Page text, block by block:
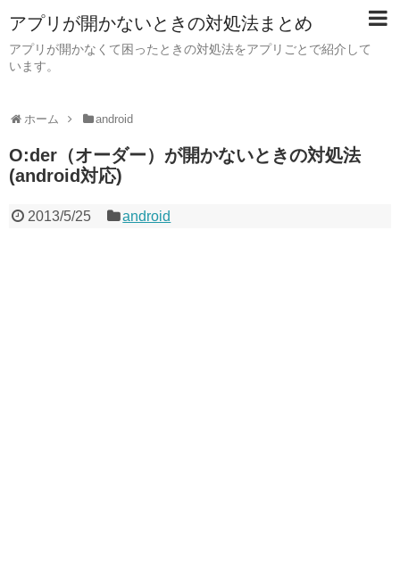
アプリが開かないときの対処法まとめ
アプリが開かなくて困ったときの対処法をアプリごとで紹介して
います。
ホーム android
O:der（オーダー）が開かないときの対処法
(android対応)
2013/5/25 android